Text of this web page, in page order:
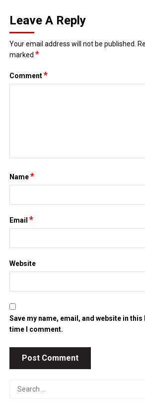
Leave A Reply
Your email address will not be published.
marked*
Comment*
Name*
Email*
Website
Save my name, email, and website in
time I comment.
Search